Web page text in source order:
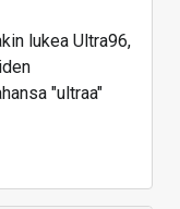
lukea Ultra96,
"ultraa"